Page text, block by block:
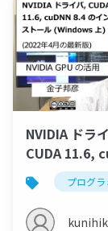
NVIDIA ドラ
CUDA 11.6,
のインストー
(Windows 上)
4月の最新版)
プログ